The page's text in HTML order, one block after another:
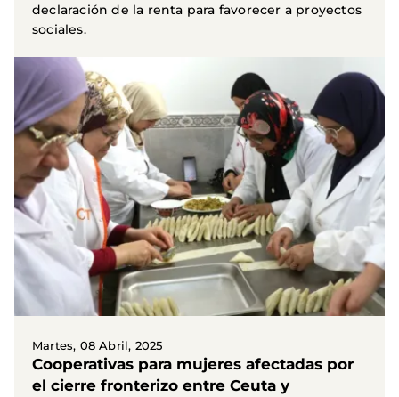
declaración de la renta para favorecer a proyectos
sociales.
Martes, 08 Abril, 2025
Cooperativas para mujeres afectadas por
el cierre fronterizo entre Ceuta y